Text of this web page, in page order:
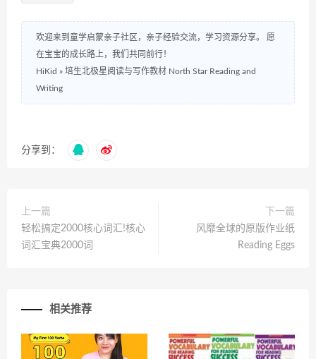
欢迎来到童学启蒙亲子社区，亲子经验交流，学习资源分享。 愿
在宝宝的成长路上，我们共同前行！
HiKid » 培生北极星阅读与写作教材 North Star Reading and
Writing
分享到：
上一篇
轻松搞定2000核心词汇!核心
词汇宝典2000词
下一篇
风靡全球的原版作业纸
Reading Eggs
相关推荐